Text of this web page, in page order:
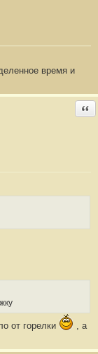
время и
от горелки
, а